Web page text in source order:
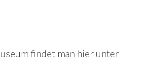
findet man hier unter